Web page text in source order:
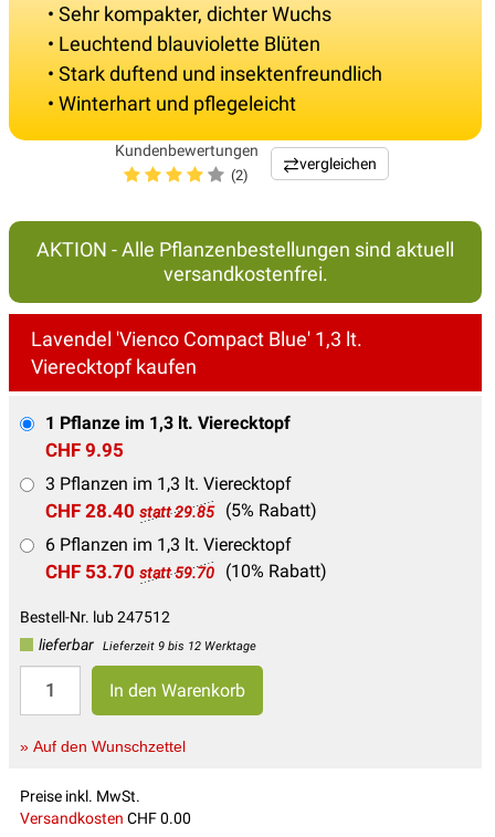
• Sehr kompakter, dichter Wuchs
• Leuchtend blauviolette Blüten
• Stark duftend und insektenfreundlich
• Winterhart und pflegeleicht
Kundenbewertungen
(2)
vergleichen
AKTION - Alle Pflanzenbestellungen sind aktuell
versandkostenfrei.
Lavendel 'Vienco Compact Blue' 1,3 lt.
Vierecktopf kaufen
1 Pflanze im 1,3 lt. Vierecktopf
CHF 9.95
3 Pflanzen im 1,3 lt. Vierecktopf
CHF 28.40 statt 29.85
(5% Rabatt)
6 Pflanzen im 1,3 lt. Vierecktopf
CHF 53.70 statt 59.70 (10% Rabatt)
Bestell-Nr. lub 247512
lieferbar
Lieferzeit 9 bis 12 Werktage
» Auf den Wunschzettel
Preise inkl. MwSt.
Versandkosten CHF 0.00